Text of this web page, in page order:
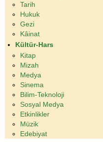
Tarih
Hukuk
Gezi
Kâinat
Kültür-Hars
Kitap
Mizah
Medya
Sinema
Bilim-Teknoloji
Sosyal Medya
Etkinlikler
Müzik
Edebiyat